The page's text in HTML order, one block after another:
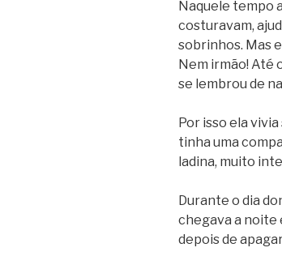
Naquele tempo
costuravam,
sobrinhos. Mas
Nem irmão! Até
se lembrou de
Por isso ela
tinha uma
ladina, muito
Durante o dia
chegava a noite
depois de